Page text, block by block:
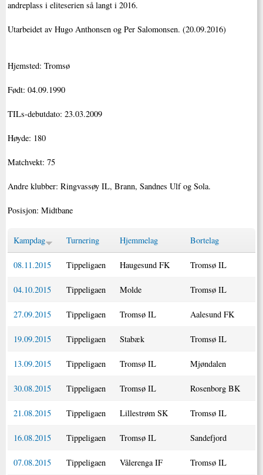
andreplass i eliteserien så langt i 2016.
Utarbeidet av Hugo Anthonsen og Per Salomonsen. (20.09.2016)
Hjemsted: Tromsø
Født: 04.09.1990
TILs-debutdato: 23.03.2009
Høyde: 180
Matchvekt: 75
Andre klubber: Ringvassøy IL, Brann, Sandnes Ulf og Sola.
Posisjon: Midtbane
Kampdag Turnering Hjemmelag Bortelag
08.11.2015 Tippeligaen Haugesund FK Tromsø IL
04.10.2015 Tippeligaen Molde Tromsø IL
27.09.2015 Tippeligaen Tromsø IL Aalesund FK
19.09.2015 Tippeligaen Stabæk Tromsø IL
13.09.2015 Tippeligaen Tromsø IL Mjøndalen
30.08.2015 Tippeligaen Tromsø IL Rosenborg BK
21.08.2015 Tippeligaen Lillestrøm SK Tromsø IL
16.08.2015 Tippeligaen Tromsø IL Sandefjord
07.08.2015 Tippeligaen Vålerenga IF Tromsø IL